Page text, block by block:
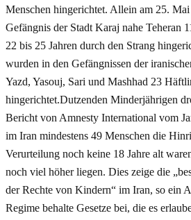
Menschen hingerichtet. Allein am 25.
Gefängnis der Stadt Karaj nahe Teheran
22 bis 25 Jahren durch den Strang
wurden in den Gefängnissen der
Yazd, Yasouj, Sari und Mashhad 23
hingerichtet.Dutzenden Minderjährigen
Bericht von Amnesty International vom
im Iran mindestens 49 Menschen die
Verurteilung noch keine 18 Jahre alt
noch viel höher liegen. Dies zeige die
der Rechte von Kindern“ im Iran, so ein
Regime behalte Gesetze bei, die es